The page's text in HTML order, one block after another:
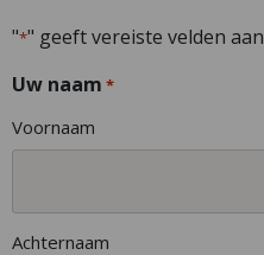
"*" geeft vereiste velden aan
Uw naam *
Voornaam
Achternaam